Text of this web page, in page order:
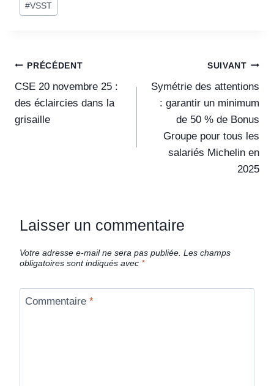
#VSST
PRÉCÉDENT
CSE 20 novembre 25 :
des éclaircies dans la
grisaille
SUIVANT
Symétrie des attentions
: garantir un minimum
de 50 % de Bonus
Groupe pour tous les
salariés Michelin en
2025
Laisser un commentaire
Votre adresse e-mail ne sera pas publiée. Les champs
obligatoires sont indiqués avec *
Commentaire *